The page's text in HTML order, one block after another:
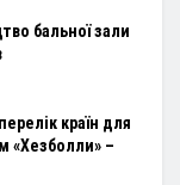
бальної зали
країн для
«Хезболли» –